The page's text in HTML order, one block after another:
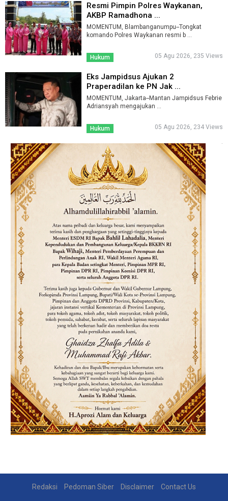
Resmi Pimpin Polres Waykanan,
AKBP Ramadhona ...
MOMENTUM, Blambanganumpu--Tongkat
komando Polres Waykanan resmi b ...
Hukum 05 Agu 2026, 235 Views
Eks Jampidsus Ajukan 2
Praperadilan ke PN Jak ...
MOMENTUM, Jakarta--Mantan Jampidsus Febrie
Hukum 05 Agu 2026, 234 Views
Redaksi Pedoman Siber Disclaimer Contact Us